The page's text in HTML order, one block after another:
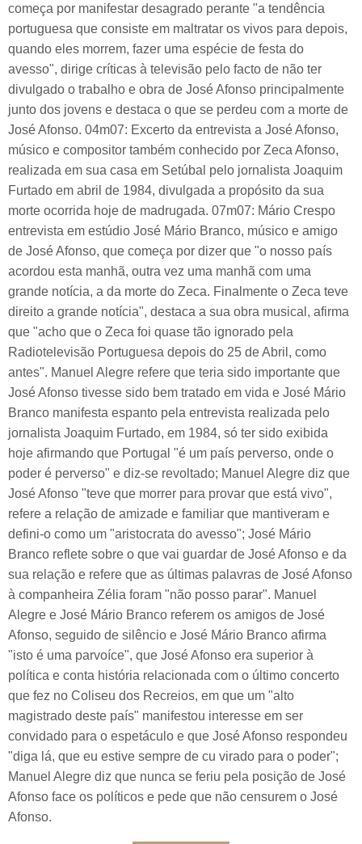
começa por manifestar desagrado perante "a tendência
portuguesa que consiste em maltratar os vivos para depois,
quando eles morrem, fazer uma espécie de festa do
avesso", dirige críticas à televisão pelo facto de não ter
divulgado o trabalho e obra de José Afonso principalmente
junto dos jovens e destaca o que se perdeu com a morte de
José Afonso. 04m07: Excerto da entrevista a José Afonso,
músico e compositor também conhecido por Zeca Afonso,
realizada em sua casa em Setúbal pelo jornalista Joaquim
Furtado em abril de 1984, divulgada a propósito da sua
morte ocorrida hoje de madrugada. 07m07: Mário Crespo
entrevista em estúdio José Mário Branco, músico e amigo
de José Afonso, que começa por dizer que "o nosso país
acordou esta manhã, outra vez uma manhã com uma
grande notícia, a da morte do Zeca. Finalmente o Zeca teve
direito a grande notícia", destaca a sua obra musical, afirma
que "acho que o Zeca foi quase tão ignorado pela
Radiotelevisão Portuguesa depois do 25 de Abril, como
antes". Manuel Alegre refere que teria sido importante que
José Afonso tivesse sido bem tratado em vida e José Mário
Branco manifesta espanto pela entrevista realizada pelo
jornalista Joaquim Furtado, em 1984, só ter sido exibida
hoje afirmando que Portugal "é um país perverso, onde o
poder é perverso" e diz-se revoltado; Manuel Alegre diz que
José Afonso "teve que morrer para provar que está vivo",
refere a relação de amizade e familiar que mantiveram e
defini-o como um "aristocrata do avesso"; José Mário
Branco reflete sobre o que vai guardar de José Afonso e da
sua relação e refere que as últimas palavras de José Afonso
à companheira Zélia foram "não posso parar". Manuel
Alegre e José Mário Branco referem os amigos de José
Afonso, seguido de silêncio e José Mário Branco afirma
"isto é uma parvoíce", que José Afonso era superior à
política e conta história relacionada com o último concerto
que fez no Coliseu dos Recreios, em que um "alto
magistrado deste país" manifestou interesse em ser
convidado para o espetáculo e que José Afonso respondeu
"diga lá, que eu estive sempre de cu virado para o poder";
Manuel Alegre diz que nunca se feriu pela posição de José
Afonso face os políticos e pede que não censurem o José
Afonso.